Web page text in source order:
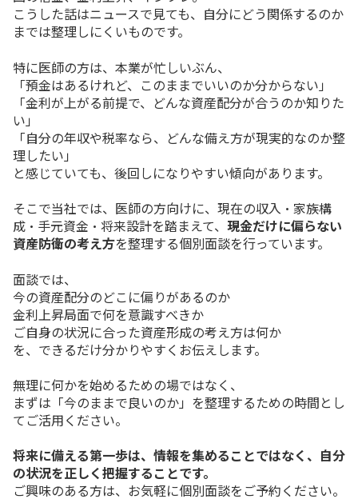
こうした話はニュースで見ても、自分にどう関係するのか
までは整理しにくいものです。
特に医師の方は、本業が忙しいぶん、
「預金はあるけれど、このままでいいのか分からない」
「金利が上がる前提で、どんな資産配分が合うのか知りた
い」
「自分の年収や税率なら、どんな備え方が現実的なのか整
理したい」
と感じていても、後回しになりやすい傾向があります。
そこで当社では、医師の方向けに、現在の収入・家族構
成・手元資金・将来設計を踏まえて、 現金だけに偏らない
資産防衛の考え方を整理する個別面談を行っています。
面談では、
今の資産配分のどこに偏りがあるのか
金利上昇局面で何を意識すべきか
ご自身の状況に合った資産形成の考え方は何か
を、できるだけ分かりやすくお伝えします。
無理に何かを始めるための場ではなく、
まずは「今のままで良いのか」を整理するための時間とし
てご活用ください。
将来に備える第一歩は、情報を集めることではなく、自分
の状況を正しく把握することです。
ご興味のある方は、お気軽に個別面談をご予約ください。